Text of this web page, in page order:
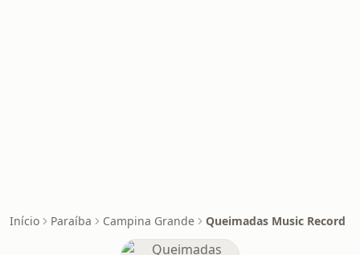
Início Paraíba Campina Grande Queimadas Music Record